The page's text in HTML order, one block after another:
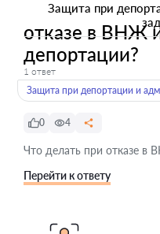
Защита при
отказе в ВНЖ
депортации?
1 ответ
Защита при депортации и
0 4
Что делать при отказе в
Перейти к ответу